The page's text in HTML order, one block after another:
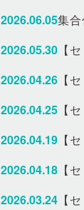
2026.06.05
2026.05.30 【
2026.04.26 【
2026.04.25 【
2026.04.19 【
2026.04.18 【
2026.03.24 【